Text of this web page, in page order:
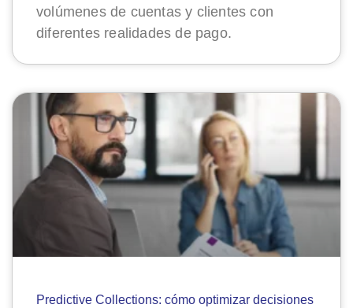
volúmenes de cuentas y clientes con
diferentes realidades de pago.
Predictive Collections: cómo optimizar decisiones